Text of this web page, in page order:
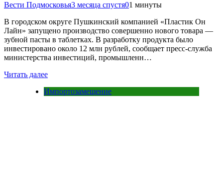
Вести Подмосковья3 месяца спустя01 минуты
В городском округе Пушкинский компанией «Пластик Он
Лайн» запущено производство совершенно нового товара —
зубной пасты в таблетках. В разработку продукта было
инвестировано около 12 млн рублей, сообщает пресс-служба
министерства инвестиций, промышленн…
Читать далее
Импортозамещение